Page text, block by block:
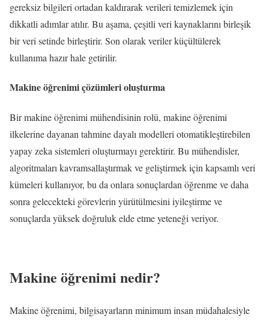
gereksiz bilgileri ortadan kaldırarak verileri temizlemek için
dikkatli adımlar atılır. Bu aşama, çeşitli veri kaynaklarını birleşik
bir veri setinde birleştirir. Son olarak veriler küçültülerek
kullanıma hazır hale getirilir.
Makine öğrenimi çözümleri oluşturma
Bir makine öğrenimi mühendisinin rolü, makine öğrenimi
ilkelerine dayanan tahmine dayalı modelleri otomatikleştirebilen
yapay zeka sistemleri oluşturmayı gerektirir. Bu mühendisler,
algoritmaları kavramsallaştırmak ve geliştirmek için kapsamlı veri
kümeleri kullanıyor, bu da onlara sonuçlardan öğrenme ve daha
sonra gelecekteki görevlerin yürütülmesini iyileştirme ve
sonuçlarda yüksek doğruluk elde etme yeteneği veriyor.
Makine öğrenimi nedir?
Makine öğrenimi, bilgisayarların minimum insan müdahalesiyle